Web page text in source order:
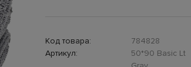
Код товара:
784828
Артикул:
50*90 Basic Lt